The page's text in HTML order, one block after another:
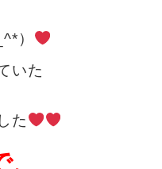
）
いた
た